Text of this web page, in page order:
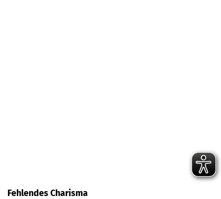
Fehlendes Charisma